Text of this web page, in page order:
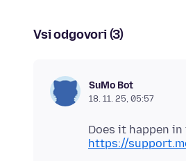
Vsi odgovori (3)
SuMo Bot
18. 11. 25, 05:57
https://